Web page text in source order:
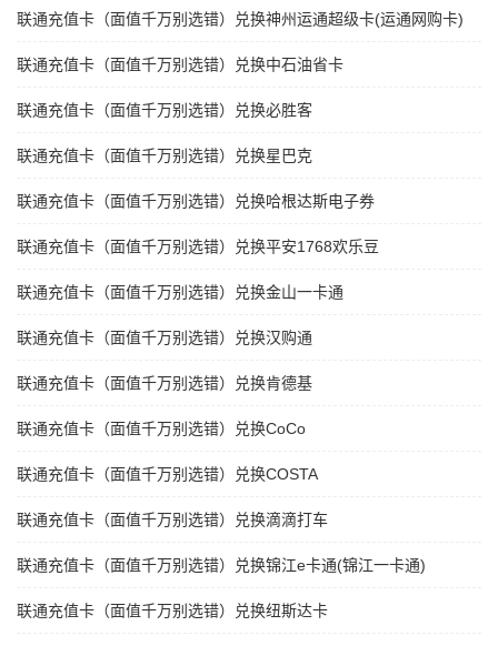
联通充值卡（面值千万别选错）兑换神州运通超级卡(运通网购卡)
联通充值卡（面值千万别选错）兑换中石油省卡
联通充值卡（面值千万别选错）兑换必胜客
联通充值卡（面值千万别选错）兑换星巴克
联通充值卡（面值千万别选错）兑换哈根达斯电子券
联通充值卡（面值千万别选错）兑换平安1768欢乐豆
联通充值卡（面值千万别选错）兑换金山一卡通
联通充值卡（面值千万别选错）兑换汉购通
联通充值卡（面值千万别选错）兑换肯德基
联通充值卡（面值千万别选错）兑换CoCo
联通充值卡（面值千万别选错）兑换COSTA
联通充值卡（面值千万别选错）兑换滴滴打车
联通充值卡（面值千万别选错）兑换锦江e卡通(锦江一卡通)
联通充值卡（面值千万别选错）兑换纽斯达卡